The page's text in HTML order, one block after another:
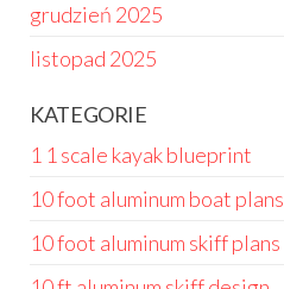
grudzień 2025
listopad 2025
KATEGORIE
1 1 scale kayak blueprint
10 foot aluminum boat plans
10 foot aluminum skiff plans